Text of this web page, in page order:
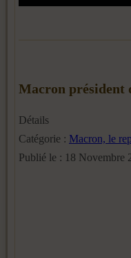
Macron président
Détails
Catégorie : Macron, le
Publié le : 18 Novembre